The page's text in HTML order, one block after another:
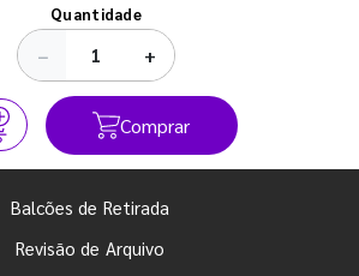
Quantidade
− +
Comprar
Balcões de Retirada
Revisão de Arquivo